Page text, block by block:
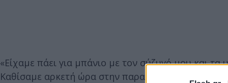
«Είχαμε πάει για μπάνιο με τον σύζυγό μου και
Καθίσαμε αρκετή ώρα στην παραλία και ήμασταν